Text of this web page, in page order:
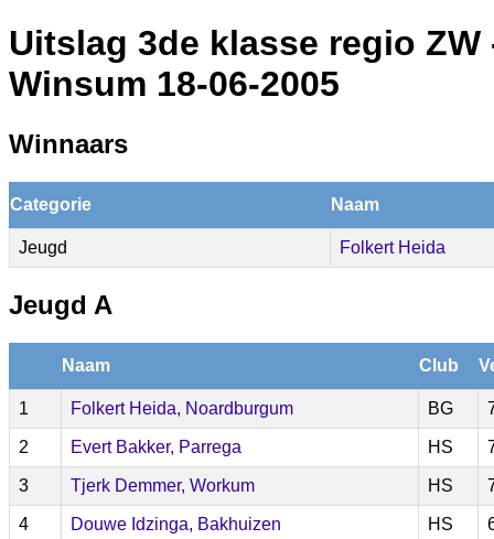
Uitslag 3de klasse regio ZW
Winsum 18-06-2005
Winnaars
Categorie Naam
Jeugd Folkert Heida
Jeugd A
Naam Club
1 Folkert Heida, Noardburgum BG
2 Evert Bakker, Parrega HS
3 Tjerk Demmer, Workum HS
4 Douwe Idzinga, Bakhuizen HS